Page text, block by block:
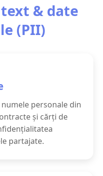
& date
(PII)
personale din
și cărți de
partajate.